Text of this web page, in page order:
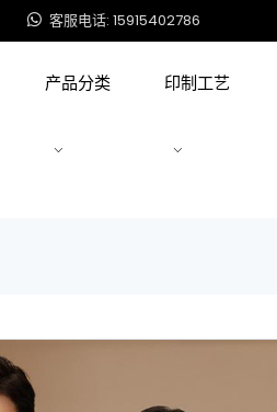
客服电话: 15915402786
产品分类 印制工艺